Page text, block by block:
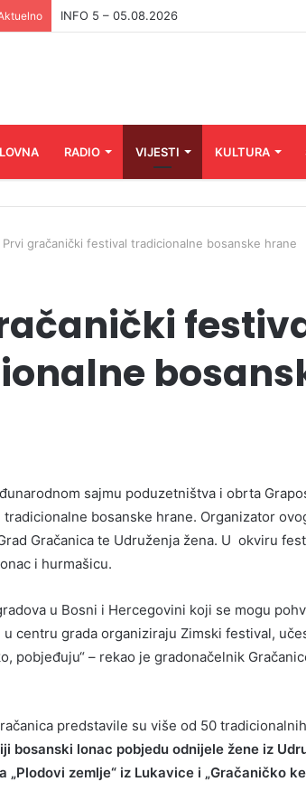
INFO 5 – 05.08.2026
RADIO VIJESTI KULTURA
Prvi gračanički festival tradicionalne bosanske hrane
sajmu poduzetništva i obrta
bosanske hrane. Organizator
Gračanica te Udruženja žena. U okviru
i hurmašicu.
u Bosni i Hercegovini koji se mogu
u centru grada organiziraju Zimski festival,
pobjeđuju“ – rekao je gradonačelnik
predstavile su više od 50
bosanski lonac pobjedu odnijele žene iz
„Plodovi zemlje“ iz Lukavice i „Gračaničko